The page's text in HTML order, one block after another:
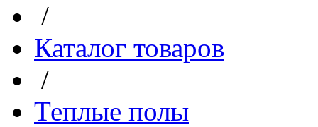
/
Каталог товаров
/
Теплые полы